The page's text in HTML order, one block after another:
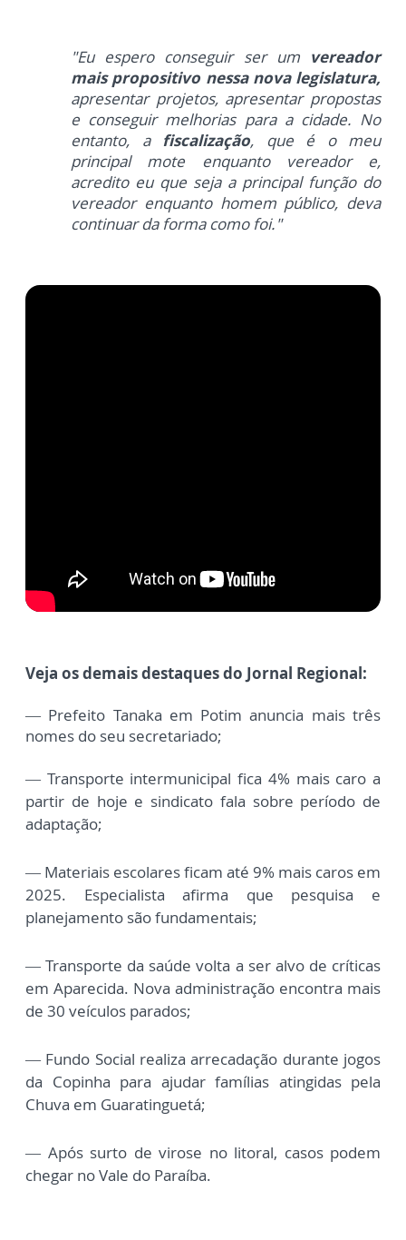
"Eu espero conseguir ser um vereador
mais propositivo nessa nova legislatura,
apresentar projetos, apresentar propostas
e conseguir melhorias para a cidade. No
entanto, a fiscalização, que é o meu
principal mote enquanto vereador e,
acredito eu que seja a principal função do
vereador enquanto homem público, deva
continuar da forma como foi."
Veja os demais destaques do Jornal Regional:
— Prefeito Tanaka em Potim anuncia mais três
nomes do seu secretariado;
— Transporte intermunicipal fica 4% mais caro a
partir de hoje e sindicato fala sobre período de
adaptação;
— Materiais escolares ficam até 9% mais caros em
2025. Especialista afirma que pesquisa e
planejamento são fundamentais;
— Transporte da saúde volta a ser alvo de críticas
em Aparecida. Nova administração encontra mais
de 30 veículos parados;
— Fundo Social realiza arrecadação durante jogos
da Copinha para ajudar famílias atingidas pela
Chuva em Guaratinguetá;
— Após surto de virose no litoral, casos podem
chegar no Vale do Paraíba.